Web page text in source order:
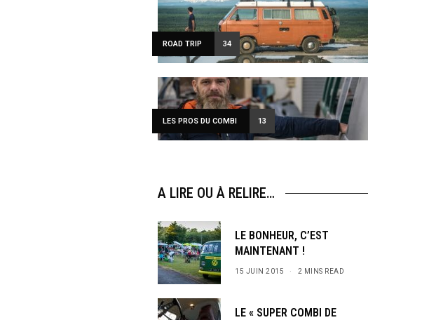
ROAD TRIP 34
LES PROS DU COMBI 13
A LIRE OU À RELIRE…
LE BONHEUR, C’EST
MAINTENANT !
15 JUIN 2015 2 MINS READ
LE « SUPER COMBI DE